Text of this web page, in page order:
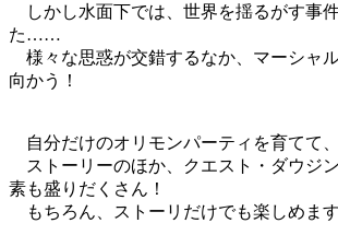
しかし水面下では、世界を揺るがす事
た……
様々な思惑が交錯するなか、マーシャ
向かう！
自分だけのオリモンパーティを育てて
ストーリーのほか、クエスト・ダウジ
素も盛りだくさん！
もちろん、ストーリだけでも楽しめます